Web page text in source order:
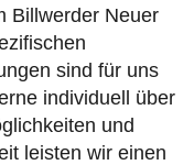
Billwerder Neuer
sind für uns
individuell über
und
leisten wir einen